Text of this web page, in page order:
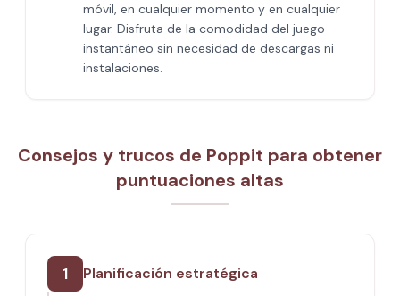
móvil, en cualquier momento y en cualquier
lugar. Disfruta de la comodidad del juego
instantáneo sin necesidad de descargas ni
instalaciones.
Consejos y trucos de Poppit​ para obtener
puntuaciones altas
1 Planificación estratégica